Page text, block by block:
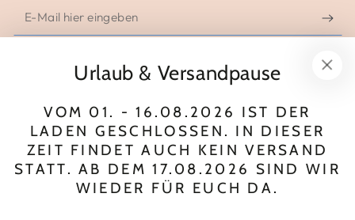
E-
Mail
FOLGE UNS AUF INSTAGRAM
Instagram
Zahlungsmöglichkeiten
Urlaub & Versandpause
VOM 01. - 16.08.2026 IST DER
LADEN GESCHLOSSEN. IN DIESER
ZEIT FINDET AUCH KEIN VERSAND
STATT. AB DEM 17.08.2026 SIND WIR
WIEDER FÜR EUCH DA.